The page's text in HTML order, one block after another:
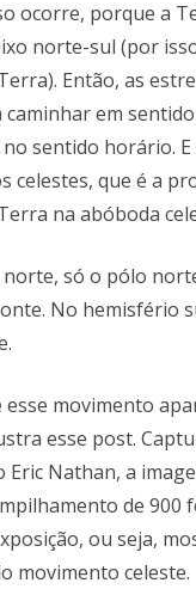
ocorre, porque a
norte-sul (por
Então, as
caminhar em
sentido horário.
celestes, que é a
na abóboda
só o pólo
No hemisfério
esse movimento
esse post.
Nathan, a
de 900
ou seja,
movimento celeste.